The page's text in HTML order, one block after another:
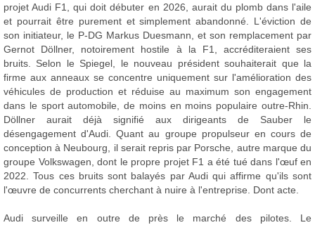
projet Audi F1, qui doit débuter en 2026, aurait du plomb dans l'aile
et pourrait être purement et simplement abandonné. L'éviction de
son initiateur, le P-DG Markus Duesmann, et son remplacement par
Gernot Döllner, notoirement hostile à la F1, accréditeraient ses
bruits. Selon le Spiegel, le nouveau président souhaiterait que la
firme aux anneaux se concentre uniquement sur l'amélioration des
véhicules de production et réduise au maximum son engagement
dans le sport automobile, de moins en moins populaire outre-Rhin.
Döllner aurait déjà signifié aux dirigeants de Sauber le
désengagement d'Audi. Quant au groupe propulseur en cours de
conception à Neubourg, il serait repris par Porsche, autre marque du
groupe Volkswagen, dont le propre projet F1 a été tué dans l'œuf en
2022. Tous ces bruits sont balayés par Audi qui affirme qu'ils sont
l'œuvre de concurrents cherchant à nuire à l'entreprise. Dont acte.
Audi surveille en outre de près le marché des pilotes. Le